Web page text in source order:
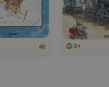
3+